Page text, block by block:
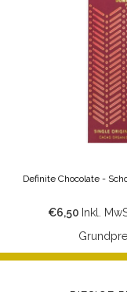
Definite Chocolate -
€6,50 Inkl.